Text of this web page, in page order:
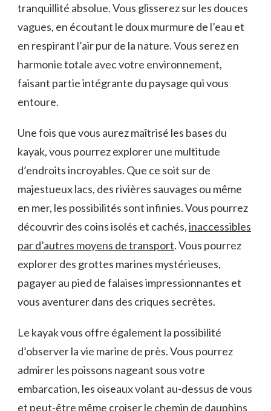
tranquillité absolue. Vous glisserez sur les douces
vagues, en écoutant le doux murmure​ de l’eau et
en respirant ‌l’air pur de la nature. Vous ⁣serez en
harmonie totale avec votre environnement,
faisant partie intégrante du paysage qui vous‍
entoure.
Une fois que‍ vous aurez maîtrisé les bases du
kayak, vous pourrez explorer une multitude
d’endroits incroyables.⁣ Que ce soit sur de
majestueux lacs, des‍ rivières sauvages ou même
en mer,⁣ les possibilités sont infinies. Vous pourrez
découvrir des coins isolés et cachés,inaccessibles
⁣par d’autres moyens de transport. Vous pourrez
explorer des grottes marines mystérieuses,⁢
pagayer au pied de falaises impressionnantes et
⁢vous​ aventurer dans des criques secrètes.
Le⁣ kayak vous offre également la possibilité
d’observer la vie marine de près.⁣ Vous pourrez
admirer ​les poissons nageant sous votre
embarcation,‍ les oiseaux volant ‌au-dessus de ‍vous
et peut-être même ​croiser le chemin de dauphins